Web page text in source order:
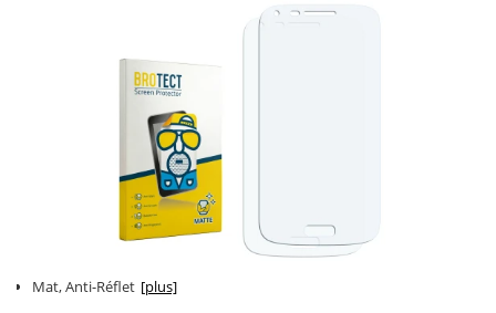
Mat, Anti-Réflet [plus]